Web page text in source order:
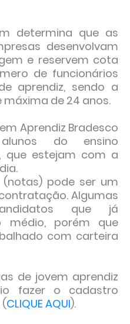
determina que as
desenvolvam
e reservem cota
de funcionários
aprendiz, sendo a
máxima de 24 anos.
Aprendiz Bradesco
do ensino
que estejam com a
pode ser um
Algumas
que já
médio, porém que
com carteira
de jovem aprendiz
fazer o cadastro
CLIQUE AQUI).